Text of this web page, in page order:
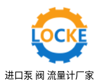
进口泵 阀 流量计厂家